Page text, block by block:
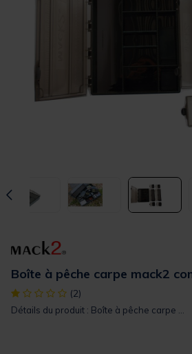
Boîte à pêche carpe mack2
[object Object] out of 5 Customer Rating
(2)
Détails du produit : Boîte à pêche carpe ...